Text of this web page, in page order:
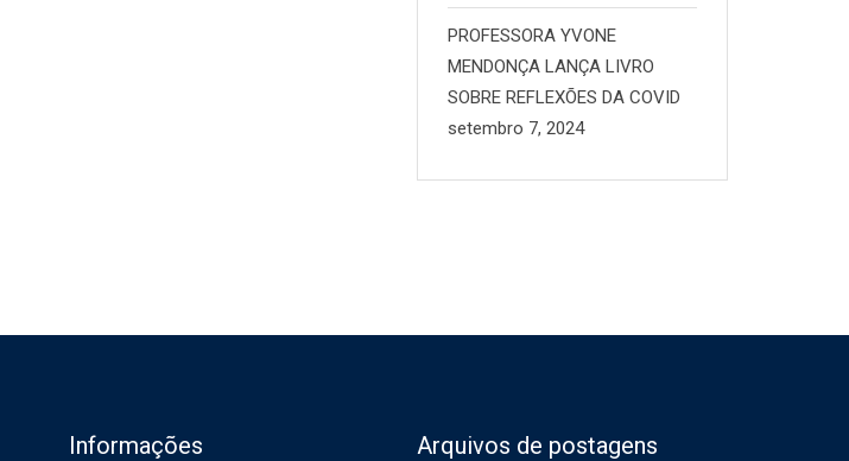
PROFESSORA YVONE
MENDONÇA LANÇA LIVRO
SOBRE REFLEXÕES DA COVID
setembro 7, 2024
Informações Arquivos de postagens